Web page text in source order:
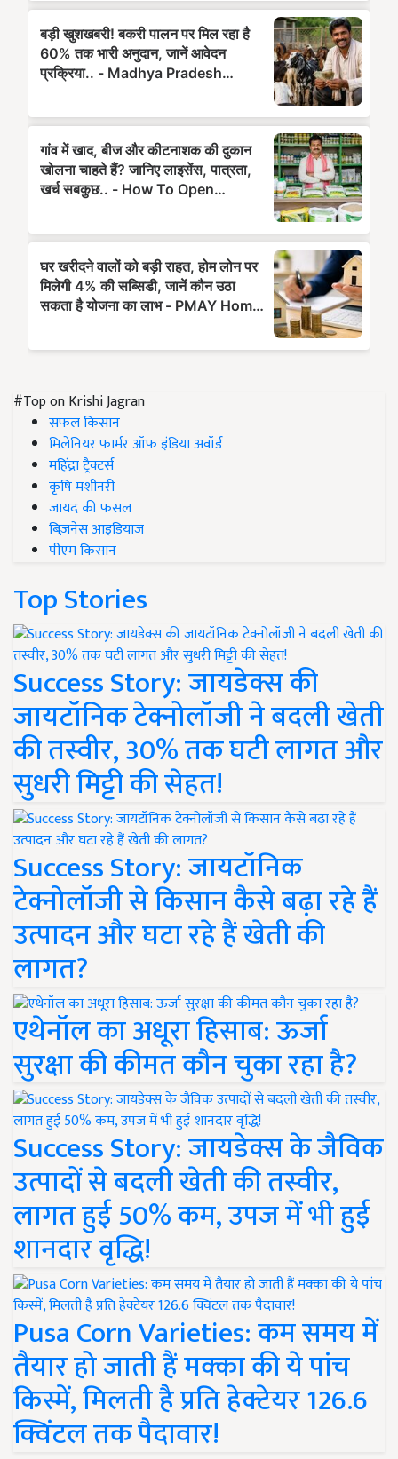
#Top on Krishi Jagran
सफल किसान
मिलेनियर फार्मर ऑफ इंडिया अवॉर्ड
महिंद्रा ट्रैक्टर्स
कृषि मशीनरी
जायद की फसल
बिज़नेस आइडियाज
पीएम किसान
Top Stories
Success Story: जायडेक्स की
जायटॉनिक टेक्नोलॉजी ने बदली खेती
की तस्वीर, 30% तक घटी लागत और
सुधरी मिट्टी की सेहत!
Success Story: जायटॉनिक
टेक्नोलॉजी से किसान कैसे बढ़ा रहे हैं
उत्पादन और घटा रहे हैं खेती की
लागत?
एथेनॉल का अधूरा हिसाब: ऊर्जा
सुरक्षा की कीमत कौन चुका रहा है?
Success Story: जायडेक्स के जैविक
उत्पादों से बदली खेती की तस्वीर,
लागत हुई 50% कम, उपज में भी हुई
शानदार वृद्धि!
Pusa Corn Varieties: कम समय में
तैयार हो जाती हैं मक्का की ये पांच
किस्में, मिलती है प्रति हेक्टेयर 126.6
क्विंटल तक पैदावार!